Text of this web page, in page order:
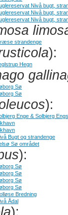
Nivå bugt,
Nivå bugt,
Nivå bugt,
strandenge
):
Hegn
Sø
Sø
):
Enge & Solbjerg
Bugt og strandenge
Sø området
):
Sø
Sø
Sø
Sø
Bredning
Ådal
):